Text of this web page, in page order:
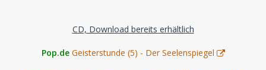
CD, Download bereits erhältlich
Pop.de Geisterstunde (5) - Der Seelenspiegel